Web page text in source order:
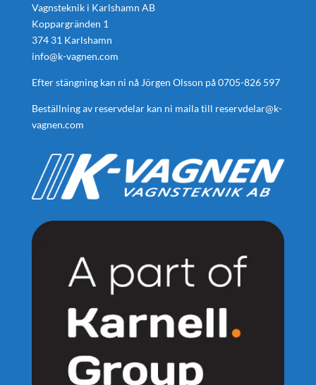
Vagnsteknik i Karlshamn AB
Koppargränden 1
374 31 Karlshamn
info@k-vagnen.com
Efter stängning kan ni nå Jörgen Olsson på0705-826 597
Beställning av reservdelar kan ni maila till reservdelar@k-
vagnen.com